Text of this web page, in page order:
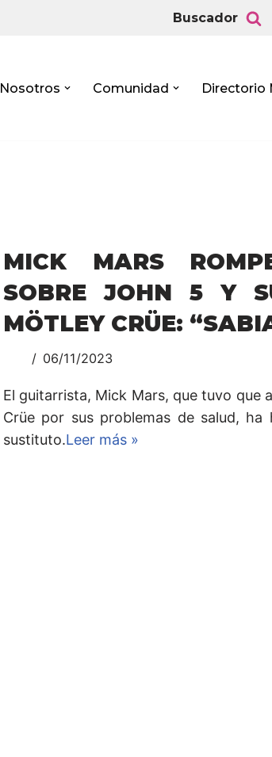
Buscador
Nosotros Comunidad Directorio
MICK MARS
SOBRE JOHN 5 Y
MÖTLEY CRÜE:
06/11/2023
El guitarrista, Mick Mars, que tuvo que
Crüe por sus problemas de salud,
sustituto.Leer más »